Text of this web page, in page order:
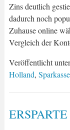
Zins deutlich
dadurch noch
Zuhause online
Vergleich der
Veröffentlicht
Holland,
ERSPARTE